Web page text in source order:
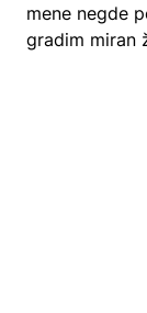
mene negde
gradim miran